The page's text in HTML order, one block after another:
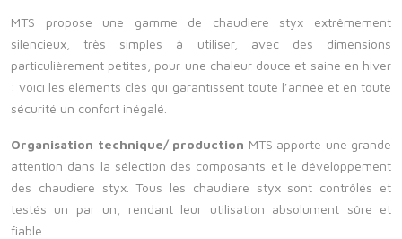
MTS propose une gamme de chaudiere styx extrêmement
silencieux, très simples à utiliser, avec des dimensions
particulièrement petites, pour une chaleur douce et saine en hiver
: voici les éléments clés qui garantissent toute l’année et en toute
sécurité un confort inégalé.
Organisation technique/ production MTS apporte une grande
attention dans la sélection des composants et le développement
des chaudiere styx. Tous les chaudiere styx sont contrôlés et
testés un par un, rendant leur utilisation absolument sûre et
fiable.